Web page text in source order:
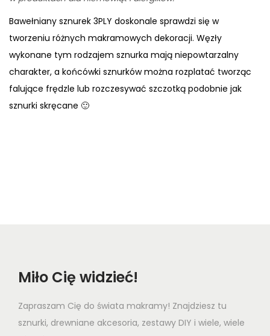
Bawełniany sznurek 3PLY doskonale sprawdzi się w
tworzeniu różnych makramowych dekoracji. Węzły
wykonane tym rodzajem sznurka mają niepowtarzalny
charakter, a końcówki sznurków można rozplatać tworząc
falujące frędzle lub rozczesywać szczotką podobnie jak
sznurki skręcane 🙂
Miło Cię widzieć!
Zapraszam Cię do świata makramy! Znajdziesz tu
sznurki, drewniane akcesoria, zestawy DIY i wiele, wiele